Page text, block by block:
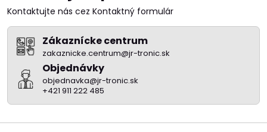
Kontaktujte nás cez Kontaktný formulár
Zákaznícke centrum
zakaznicke.centrum@jr-tronic.sk
Objednávky
objednavka@jr-tronic.sk
+421 911 222 485